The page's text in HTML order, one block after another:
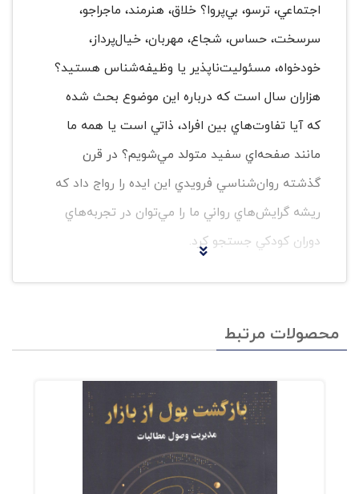
اجتماعي، ترسو، بي‌پروا؟ خلاق، هنرمند، ماجراجو،
سرسخت، حساس، شجاع، مهربان، خيال‌پرداز،
خودخواه، مسئوليت‌ناپذير يا وظيفه‌شناس هستيد؟
هزاران سال است كه درباره اين موضوع بحث شده
كه آيا تفاوت‌هاي بين افراد، ذاتي است يا همه ما
مانند صفحه‌اي سفيد متولد مي‌شويم؟ در قرن
گذشته روان‌شناسي فرويدي اين ايده را رواج داد كه
ريشه گرايش‌هاي رواني ما را مي‌توان در تجربه‌هاي
دوران كودكي جستجو كرد.
اعصاب شواهد محكمي ارائه داده‌اند كه
زيست-شناسي ذاتي ماست. بي‌شك، تمام
والديني كه بيش از يك فرزند دارند،
مي‌دانند كه فرزندانشان از همان ابتدا با
هم تفاوت‌هايي دارند و اين نظريه درباره
محصولات مرتبط